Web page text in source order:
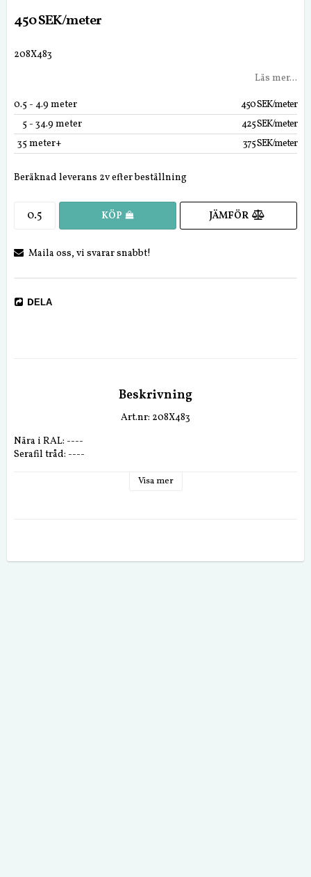
450 SEK/meter
208X483
Läs mer...
0.5 - 4.9 meter
450 SEK/meter
5 - 34.9 meter
425 SEK/meter
35 meter+ 375 SEK/meter
Beräknad leverans 2v efter beställning
KÖP JÄMFÖR
Maila oss, vi svarar snabbt!
DELA
Beskrivning
Art.nr: 208X483
Nära i RAL: ----
Serafil tråd: ----
Visa mer